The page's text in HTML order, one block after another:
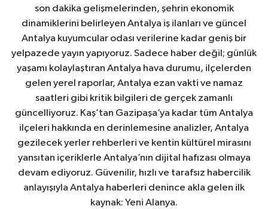
son dakika gelişmelerinden, şehrin ekonomik
dinamiklerini belirleyen Antalya iş ilanları ve güncel
Antalya kuyumcular odası verilerine kadar geniş bir
yelpazede yayın yapıyoruz. Sadece haber değil; günlük
yaşamı kolaylaştıran Antalya hava durumu, ilçelerden
gelen yerel raporlar, Antalya ezan vakti ve namaz
saatleri gibi kritik bilgileri de gerçek zamanlı
güncelliyoruz. Kaş’tan Gazipaşa’ya kadar tüm Antalya
ilçeleri hakkında en derinlemesine analizler, Antalya
gezilecek yerler rehberleri ve kentin kültürel mirasını
yansıtan içeriklerle Antalya’nın dijital hafızası olmaya
devam ediyoruz. Güvenilir, hızlı ve tarafsız habercilik
anlayışıyla Antalya haberleri denince akla gelen ilk
kaynak: Yeni Alanya.